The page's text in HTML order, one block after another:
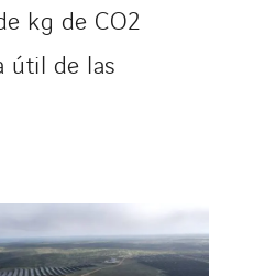
kg de CO2
útil de las